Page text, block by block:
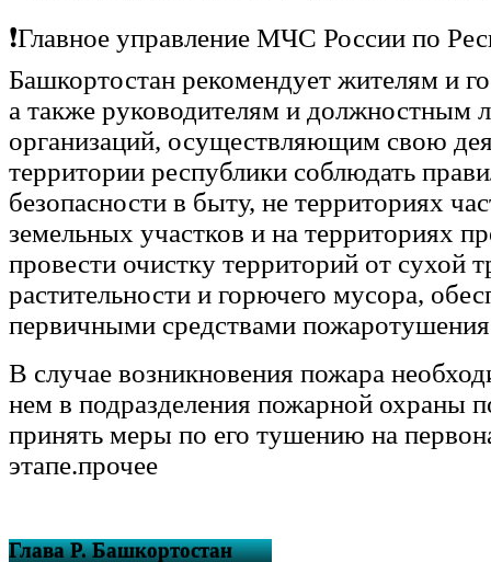
❗Главное управление МЧС России по
Башкортостан рекомендует жителям и
а также руководителям и должностным
организаций, осуществляющим свою
территории республики соблюдать
безопасности в быту, не территориях
земельных участков и на территориях
провести очистку территорий от сухой
растительности и горючего мусора,
первичными средствами
В случае возникновения пожара
нем в подразделения пожарной охраны
принять меры по его тушению на
этапе.прочее
Глава Р. Башкортостан